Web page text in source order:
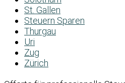
St. Gallen
Steuern Sparen
Thurgau
Uri
Zug
Zürich